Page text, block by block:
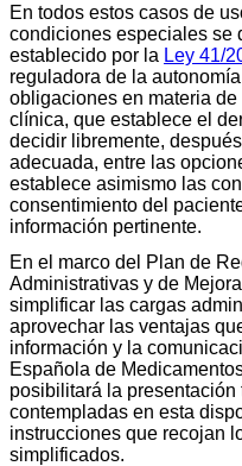
En todos estos casos de
condiciones especiales se
establecido por la Ley 41/
reguladora de la
obligaciones en materia
clínica, que establece el
decidir libremente,
adecuada, entre las
establece asimismo las
consentimiento del
información pertinente.
En el marco del Plan de
Administrativas y de
simplificar las cargas
aprovechar las ventajas
información y la
Española de
posibilitará la
contempladas en esta
instrucciones que recojan
simplificados.